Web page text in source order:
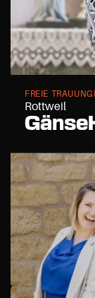
FREIE
Rottweil